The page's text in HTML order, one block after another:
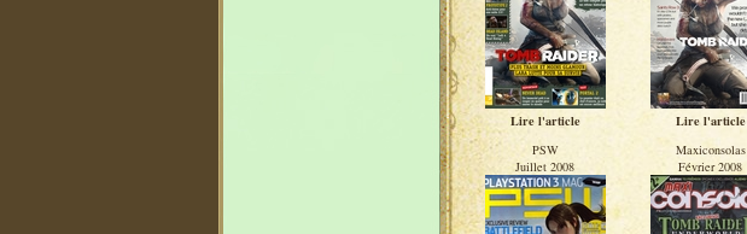
Lire l'article Lire l'article
PSW
Juillet 2008
Maxiconsolas
Février 2008